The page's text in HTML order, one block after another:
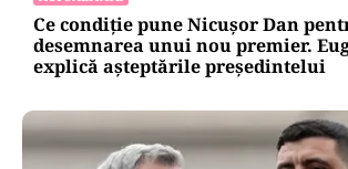
Ce condiție pune Nicușor Dan
desemnarea unui nou premier.
explică așteptările președintelui